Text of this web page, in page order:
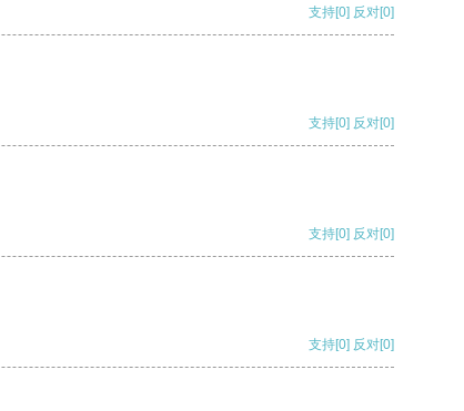
支持[0] 反对[0]
支持[0] 反对[0]
支持[0] 反对[0]
支持[0] 反对[0]